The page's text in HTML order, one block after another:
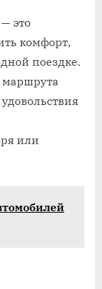
это
комфорт,
поездке.
маршрута
или